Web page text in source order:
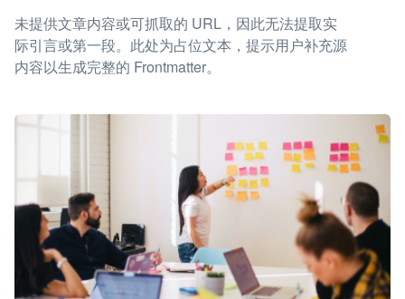
未提供文章内容或可抓取的 URL，因此无法提取实
际引言或第一段。此处为占位文本，提示用户补充源
内容以生成完整的 Frontmatter。